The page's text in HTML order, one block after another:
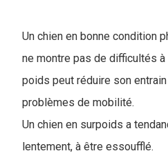
Un chien en bonne condition
ne montre pas de difficultés à
poids peut réduire son
problèmes de mobilité.
Un chien en surpoids a
lentement, à être essoufflé.